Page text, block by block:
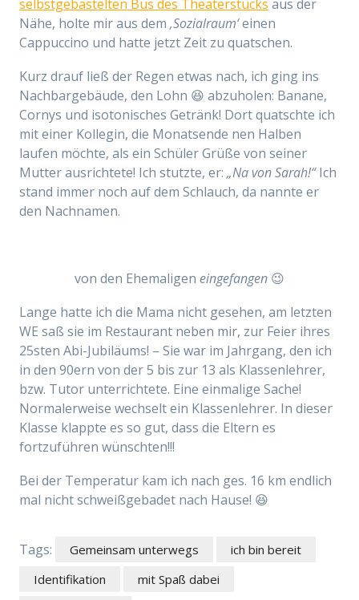
selbstgebastelten Bus des Theaterstücks aus der
Nähe, holte mir aus dem ‚Sozialraum‘einen
Cappuccino und hatte jetzt Zeit zu quatschen.
Kurz drauf ließ der Regen etwas nach, ich ging ins
Nachbargebäude, den Lohn 😆 abzuholen: Banane,
Cornys und isotonisches Getränk! Dort quatschte ich
mit einer Kollegin, die Monatsende nen Halben
laufen möchte, als ein Schüler Grüße von seiner
Mutter ausrichtete! Ich stutzte, er: „Na von Sarah!“Ich
stand immer noch auf dem Schlauch, da nannte er
den Nachnamen.
von den Ehemaligen eingefangen 😉
Lange hatte ich die Mama nicht gesehen, am letzten
WE saß sie im Restaurant neben mir, zur Feier ihres
25sten Abi-Jubiläums! – Sie war im Jahrgang, den ich
in den 90ern von der 5 bis zur 13 als Klassenlehrer,
bzw. Tutor unterrichtete. Eine einmalige Sache!
Normalerweise wechselt ein Klassenlehrer. In dieser
Klasse klappte es so gut, dass die Eltern es
fortzuführen wünschten!!!
Bei der Temperatur kam ich nach ges. 16 km endlich
mal nicht schweißgebadet nach Hause! 😆
Tags: Gemeinsam unterwegs
ich bin bereit
Identifikation
mit Spaß dabei